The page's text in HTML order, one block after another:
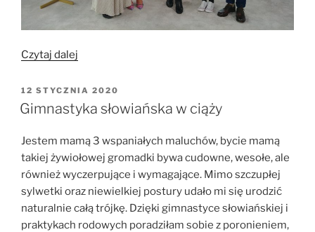
Czytaj dalej
w
TVN”
OPUBLIKOWANE
W
12 STYCZNIA 2020
Gimnastyka słowiańska w ciąży
Jestem mamą 3 wspaniałych maluchów, bycie mamą
takiej żywiołowej gromadki bywa cudowne, wesołe, ale
również wyczerpujące i wymagające. Mimo szczupłej
sylwetki oraz niewielkiej postury udało mi się urodzić
naturalnie całą trójkę. Dzięki gimnastyce słowiańskiej i
praktykach rodowych poradziłam sobie z poronieniem,